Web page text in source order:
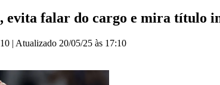
evita falar do cargo e mira título
| Atualizado 20/05/25 às 17:10